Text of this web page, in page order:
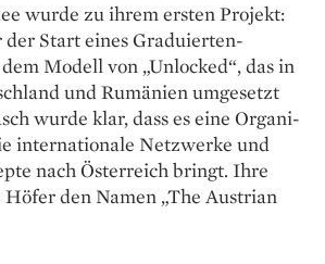
wurde zu ihrem ersten Projekt:
der Start eines Graduierten­
Modell von „Unlocked“, das in
und Rumänien umgesetzt
wurde klar, dass es eine Organi­
internationale Netzwerke und
nach Österreich bringt. Ihre
den Namen „The Austrian